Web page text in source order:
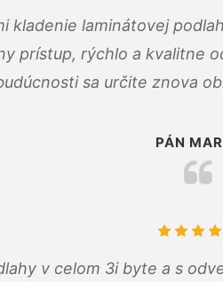
kladenie laminátovej
prístup, rýchlo a kvalitne
sa určite znova
PÁN
v celom 3i byte a s